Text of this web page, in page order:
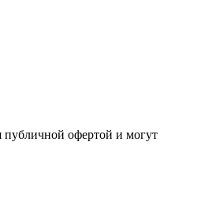
публичной офертой и могут